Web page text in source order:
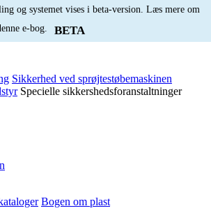
og systemet vises i beta-version. Læs mere om
e-bog.
BETA
Sikkerhed ved sprøjtestøbemaskinen
Specielle sikkershedsforanstaltninger
Bogen om plast